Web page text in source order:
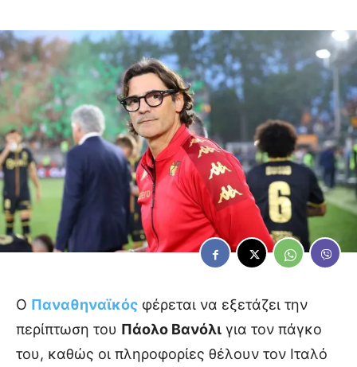
Ο Παναθηναϊκός φέρεται να εξετάζει την
περίπτωση του Πάολο Βανόλι για τον πάγκο
του, καθώς οι πληροφορίες θέλουν τον Ιταλό